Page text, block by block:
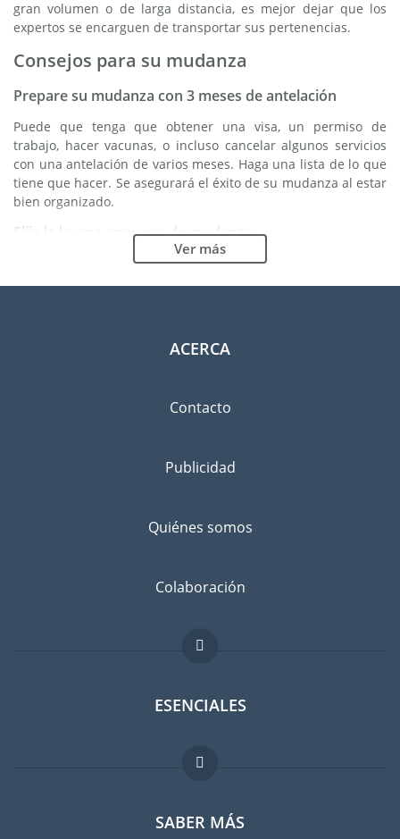
gran volumen o de larga distancia, es mejor dejar que los
expertos se encarguen de transportar sus pertenencias.
Consejos para su mudanza
Prepare su mudanza con 3 meses de antelación
Puede que tenga que obtener una visa, un permiso de
trabajo, hacer vacunas, o incluso cancelar algunos servicios
con una antelación de varios meses. Haga una lista de lo que
tiene que hacer. Se asegurará el éxito de su mudanza al estar
bien organizado.
Elija la buena empresa de mudanzas
Los servicios de una buena empresa de mudanzas son
esenciales para cualquier proyecto de expatriación a Tiflis.
internos de calidad, la variedad de paquetes de envoltura
Separe los bienes que desea llevar a Tiflis de los que va a
de llevarlas con usted?
No existe el riesgo cero. Suscribir un seguro contra daños
Ver más
ACERCA
Contacto
Publicidad
Quiénes somos
Colaboración
ESENCIALES
Foro para expatriados
Guia para expatriados
SABER MÁS